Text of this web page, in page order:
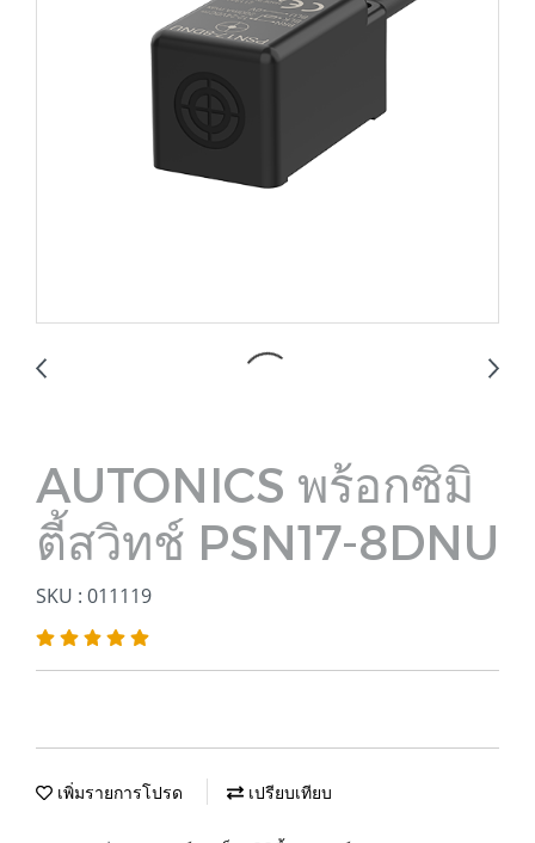
AUTONICS พร้อกซิมิ
ตี้สวิทช์ PSN17-8DNU
SKU : 011119
เพิ่มรายการโปรด เปรียบเทียบ